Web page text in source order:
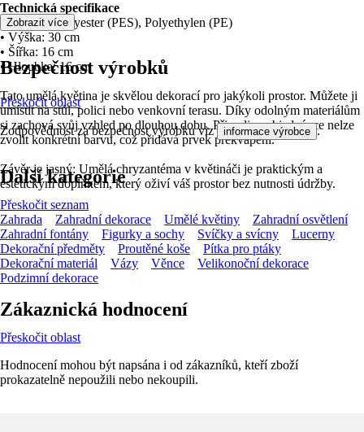
Technická specifikace
• Materiál: Polyester (PES), Polyethylen (PE)
• Výška: 30 cm
• Šířka: 16 cm
• Hloubka: 16 cm
Tato umělá květina je skvělou dekorací pro jakýkoli prostor. Můžete ji
umístit na stůl, polici nebo venkovní terasu. Díky odolným materiálům
si zachová svůj vzhled po dlouhou dobu. Při online objednávce nelze
zvolit konkrétní barvu, což přidává prvek překvapení.
Závěr je jasný: Umělá chryzantéma v květináči je praktickým a
estetickým doplňkem, který oživí váš prostor bez nutnosti údržby.
Zobrazit více
Bezpečnost výrobků
Přeskočit oblast
Zodpovědnost za bezpečnost výrobku viz informace výrobce .
Další kategorie
Přeskočit seznam
Zahrada
Zahradní dekorace Umělé květiny
Zahradní osvětlení
Zahradní fontány
Figurky a sochy Svíčky a svícny
Lucerny
Dekorační předměty
Proutěné koše
Pítka pro ptáky
Dekorační materiál
Vázy Věnce
Velikonoční dekorace
Podzimní dekorace
Zákaznická hodnocení
Přeskočit oblast
Hodnocení mohou být napsána i od zákazníků, kteří zboží
prokazatelně nepoužili nebo nekoupili.